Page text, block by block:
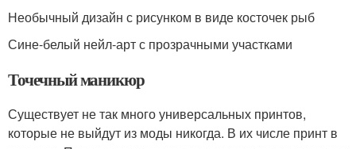
Необычный дизайн с рисунком в виде косточек рыб
Сине-белый нейл-арт с прозрачными участками
Точечный маникюр
Существует не так много универсальных принтов,
которые не выйдут из моды никогда. В их числе принт в